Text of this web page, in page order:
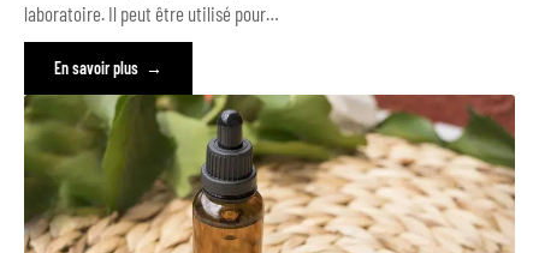
laboratoire. Il peut être utilisé pour…
En savoir plus